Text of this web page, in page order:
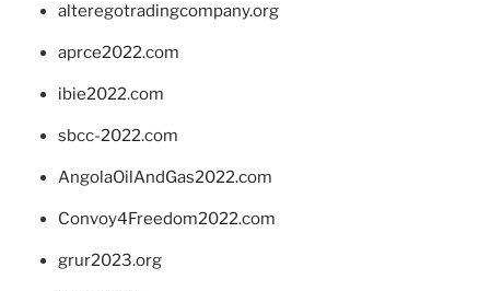
alteregotradingcompany.org
aprce2022.com
ibie2022.com
sbcc-2022.com
AngolaOilAndGas2022.com
Convoy4Freedom2022.com
grur2023.org